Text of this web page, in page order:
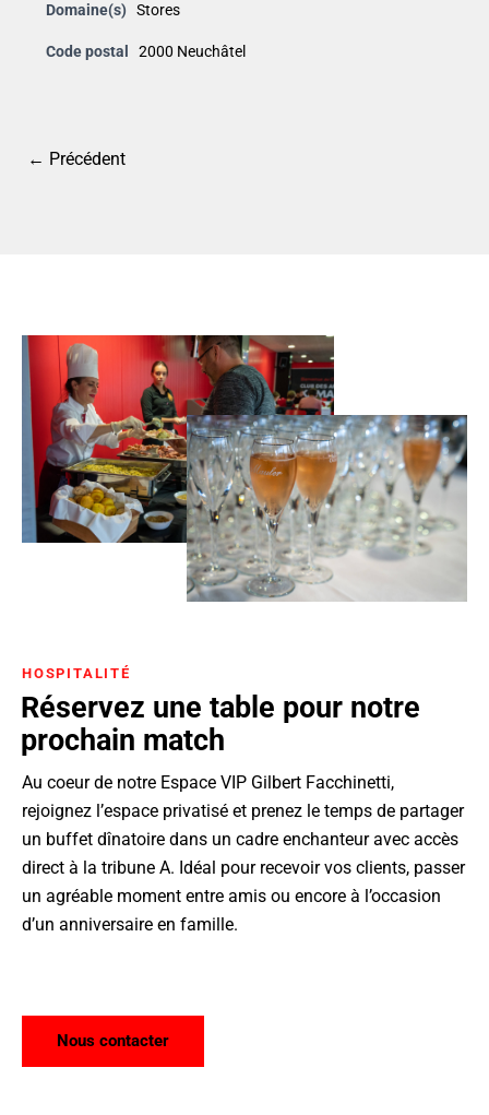
Domaine(s) Stores
Code postal 2000 Neuchâtel
← Précédent
HOSPITALITÉ
Réservez une table pour notre
prochain match
Au coeur de notre Espace VIP Gilbert Facchinetti,
rejoignez l’espace privatisé et prenez le temps de partager
un buffet dînatoire dans un cadre enchanteur avec accès
direct à la tribune A. Idéal pour recevoir vos clients, passer
un agréable moment entre amis ou encore à l’occasion
d’un anniversaire en famille.
Nous contacter